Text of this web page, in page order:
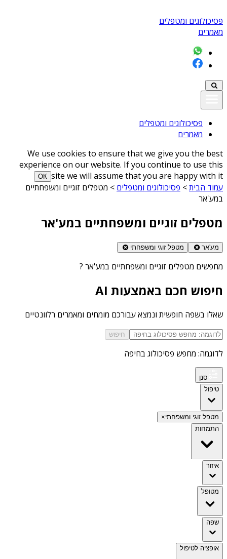
פסיכולוגים ומטפלים
מאמרים
פסיכולוגים ומטפלים
מאמרים
We use cookies to ensure that we give you the best
experience on our website. If you continue to use this
site we will assume that you are happy with it
ОК
עמוד הבית> פסיכולוגים ומטפלים > מטפלים זוגיים ומשפחתיים
במע'אר
מטפלים זוגיים ומשפחתיים במע'אר
מע'אר מטפל זוגי ומשפחתי
מחפשים מטפלים זוגיים ומשפחתיים במע'אר ?
חיפוש חכם באמצעות AI
שאלו בשפה חופשית ונמצא עבורכם מומחים ומאמרים רלוונטיים
חיפוש
לדוגמה: מחפש פסיכולוג בחיפה
סנן
טיפול
מטפל זוגי ומשפחתי×
התמחות
איזור
מטופל
שפה
אופציה לטיפול